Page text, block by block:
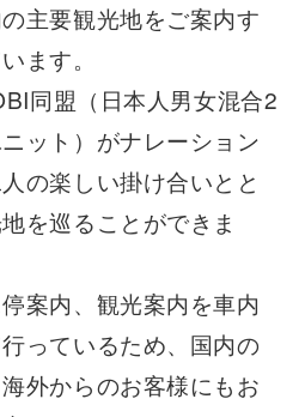
主要観光地をご案内す
ます。
同盟（日本人男女混合2
ット）がナレーション
の楽しい掛け合いとと
を巡ることができま
案内、観光案内を車内
っているため、国内の
外からのお客様にもお